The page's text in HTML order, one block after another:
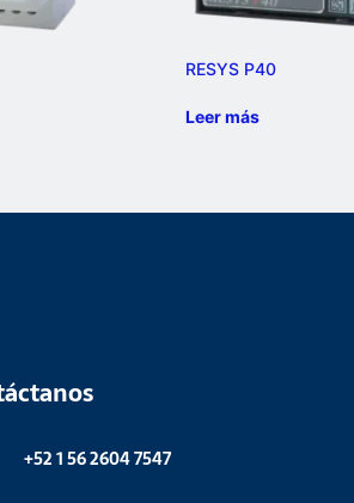
RESYS P40
Leer más
+52 1 56 2604 7547